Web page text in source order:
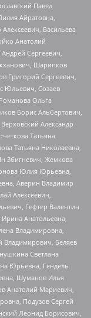
Павел
Айратовна,
Васильева
Анатолий
Сергеевич,
Шарипков
Григорий Сергеевич,
Юльевич, Созаев
Ольга
Борис Альбертович,
Александр
Татьяна
Татьяна Николаевна,
Збигневич, Жемкова
Юлия Юрьевна,
Аверин Владимир
Алексеевич,
Гефтер Валентин
Анатольевна,
Владимировна,
Владимирович, Беляев
Светлана
Юрьевна, Гендель
Шуманов Илья
Анатолий Мариевич,
Подузов Сергей
Леонид Борисович,